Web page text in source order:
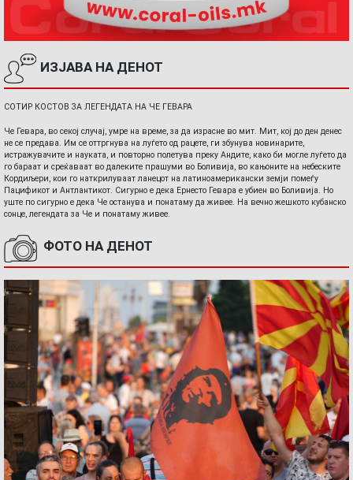
ИЗЈАВА НА ДЕНОТ
СОТИР КОСТОВ ЗА ЛЕГЕНДАТА НА ЧЕ ГЕВАРА
Че Гевара, во секој случај, умре на време, за да израсне во мит. Мит, кој до ден денес
не се предава. Им се оттргнува на луѓето од рацете, ги збунува новинарите,
истражувачите и науката, и повторно полетува преку Андите, како би могле луѓето да
го бараат и среќаваат во далеките прашуми во Боливија, во кањоните на небеските
Кордиљери, кои го наткрилуваат ланецот на латиноамерикански земји помеѓу
Пацификот и Антлантикот. Сигурно е дека Ернесто Гевара е убиен во Боливија. Но
уште по сигурно е дека Че останува и понатаму да живее. На вечно жешкото кубанско
сонце, легендата за Че и понатаму живее.
ФОТО НА ДЕНОТ